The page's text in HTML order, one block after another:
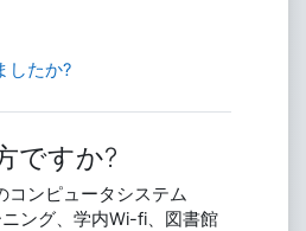
したか?
ですか?
コンピュータシステム
ニング、学内Wi-fi、図書館